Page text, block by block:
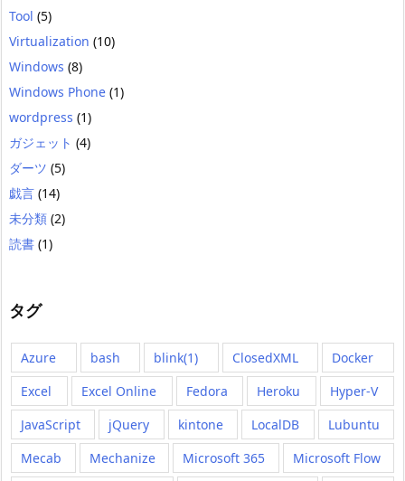
Tool (5)
Virtualization (10)
Windows (8)
Windows Phone (1)
wordpress (1)
ガジェット (4)
ダーツ (5)
戯言 (14)
未分類 (2)
読書 (1)
タグ
Azure bash blink(1) ClosedXML
Docker
Excel
Excel Online Fedora Heroku
Hyper-V
JavaScript
jQuery kintone LocalDB
Lubuntu
Mecab
Mechanize Microsoft 365
Microsoft Flow